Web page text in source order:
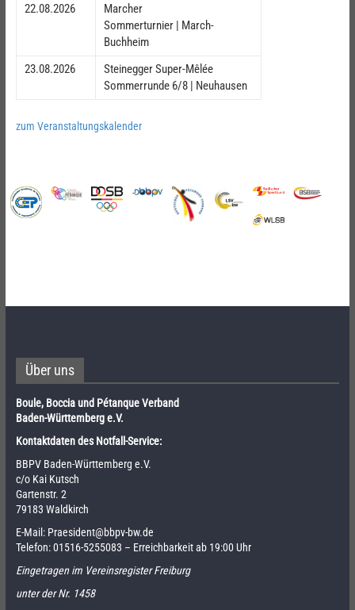
22.08.2026
Marcher
Sommerturnier | March-
Buchheim
23.08.2026
Steinegger Super-Mêlée
Sommerrunde 6/8 | Neuhausen
zum Veranstaltungskalender
Über uns
Boule, Boccia und Pétanque Verband
Baden-Württemberg e.V.
Kontaktdaten des Notfall-Service:
BBPV Baden-Württemberg e.V.
c/o Kai Kutsch
Gartenstr. 2
79183 Waldkirch
E-Mail: Praesident@bbpv-bw.de
Telefon:01516-5255083 – Erreichbarkeit ab 19:00 Uhr
Eingetragen im Vereinsregister Freiburg
unter der Nr. 1458